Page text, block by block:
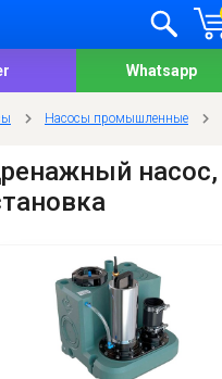
Whatsapp
Насосы промышленные
насос,